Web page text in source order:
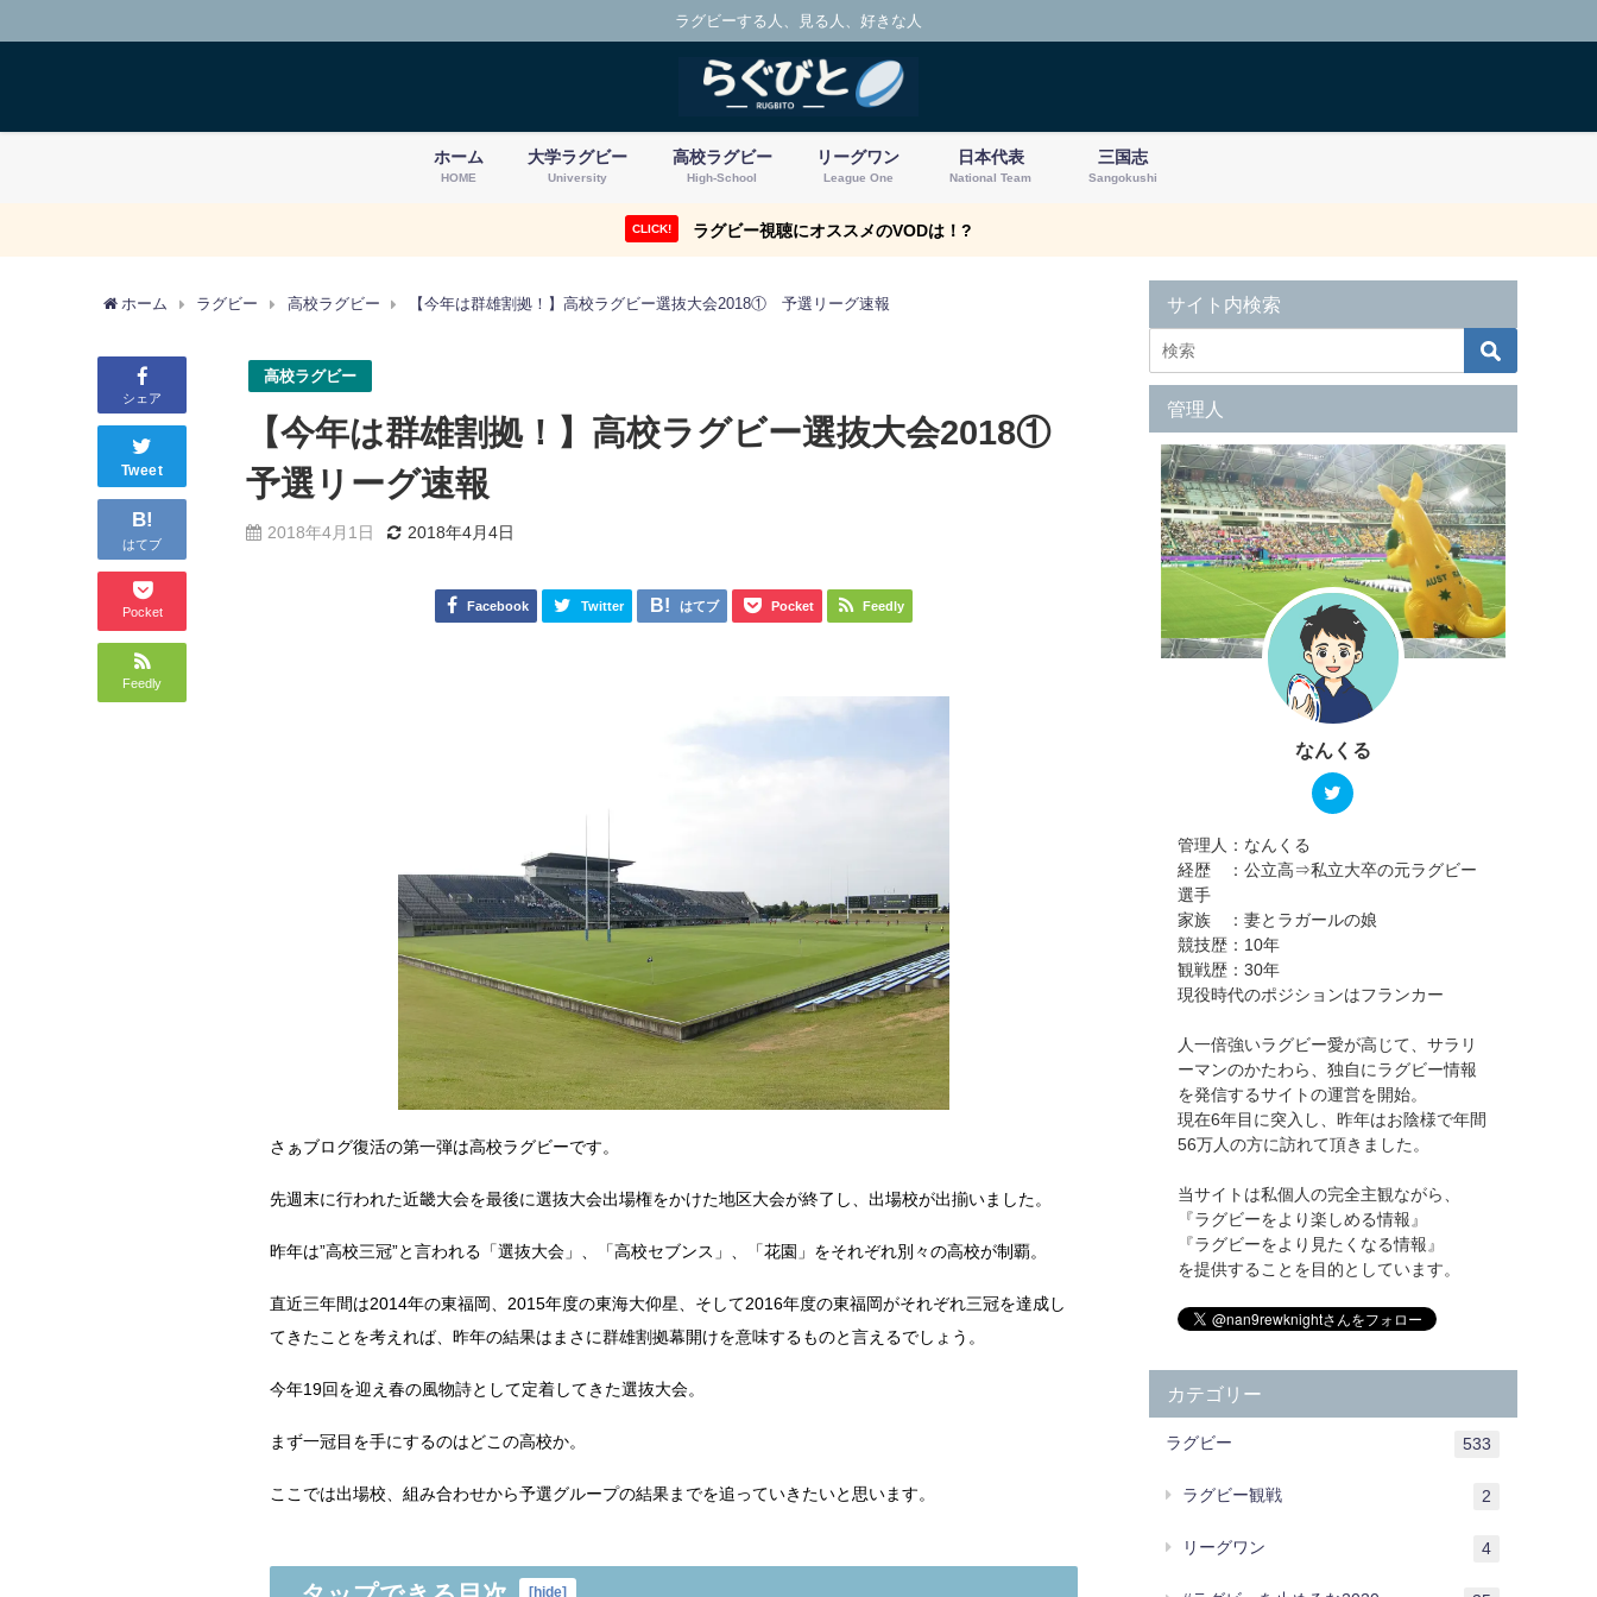
ラグビーする人、見る人、好きな人
ホーム
HOME
大学ラグビー
University
高校ラグビー
High-School
リーグワン
League One
日本代表
National Team
三国志
Sangokushi
CLICK! ラグビー視聴にオススメのVODは！?
ホーム ラグビー 高校ラグビー 【今年は群雄割拠！】高校ラグビー選抜大会2018① 予選リーグ速報
シェア
Tweet
B!
はてブ
Pocket
Feedly
高校ラグビー
【今年は群雄割拠！】高校ラグビー選抜大会2018①
予選リーグ速報
2018年4月1日 2018年4月4日
Facebook Twitter はてブ Pocket Feedly
さぁブログ復活の第一弾は高校ラグビーです。
先週末に行われた近畿大会を最後に選抜大会出場権をかけた地区大会が終了し、出場校が出揃いました。
昨年は”高校三冠”と言われる「選抜大会」、「高校セブンス」、「花園」をそれぞれ別々の高校が制覇。
直近三年間は2014年の東福岡、2015年度の東海大仰星、そして2016年度の東福岡がそれぞれ三冠を達成し
てきたことを考えれば、昨年の結果はまさに群雄割拠幕開けを意味するものと言えるでしょう。
今年19回を迎え春の風物詩として定着してきた選抜大会。
まず一冠目を手にするのはどこの高校か。
ここでは出場校、組み合わせから予選グループの結果までを追っていきたいと思います。
[hide]
サイト内検索
管理人
なんくる
管理人：なんくる
経歴 ：公立高⇒私立大卒の元ラグビー
選手
家族 ：妻とラガールの娘
競技歴：10年
観戦歴：30年
現役時代のポジションはフランカー
人一倍強いラグビー愛が高じて、サラリ
ーマンのかたわら、独自にラグビー情報
を発信するサイトの運営を開始。
現在6年目に突入し、昨年はお陰様で年間
56万人の方に訪れて頂きました。
当サイトは私個人の完全主観ながら、
『ラグビーをより楽しめる情報』
『ラグビーをより見たくなる情報』
を提供することを目的としています。
カテゴリー
ラグビー 533
ラグビー観戦 2
リーグワン 4